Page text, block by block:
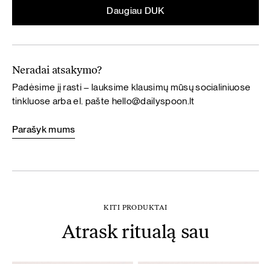
Daugiau DUK
Neradai atsakymo?
Padėsime jį rasti – lauksime klausimų mūsų socialiniuose
tinkluose arba el. pašte hello@dailyspoon.lt
Parašyk mums
KITI PRODUKTAI
Atrask ritualą sau